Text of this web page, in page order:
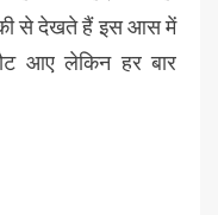
से देखते हैं इस आस में
आए लेकिन हर बार